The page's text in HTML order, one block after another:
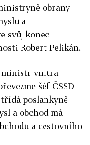
obrany
a
svůj konec
Robert Pelikán.
ministr vnitra
šéf ČSSD
poslankyně
a obchod má
a cestovního